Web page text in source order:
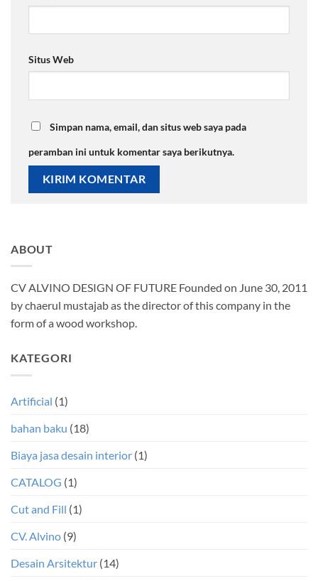
Situs Web
Simpan nama, email, dan situs web saya pada
peramban ini untuk komentar saya berikutnya.
ABOUT
CV ALVINO DESIGN OF FUTURE Founded on June 30, 2011
by chaerul mustajab as the director of this company in the
form of a wood workshop.
KATEGORI
Artificial (1)
bahan baku (18)
Biaya jasa desain interior (1)
CATALOG (1)
Cut and Fill (1)
CV. Alvino (9)
Desain Arsitektur (14)